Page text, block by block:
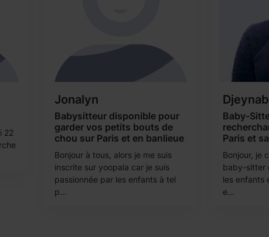
22
Jonalyn
Babysitteur disponible pour
garder vos petits bouts de
chou sur Paris et en banlieue
Bonjour à tous, alors je me suis
inscrite sur yoopala car je suis
passionnée par les enfants à tel
p...
Baby-
Paris et
Bonjour, je
baby-sitter
les enfants
e...